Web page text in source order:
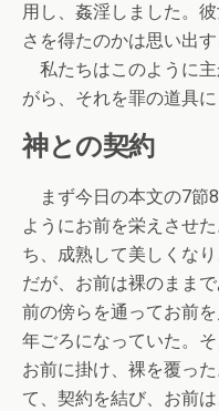
用し、姦淫しました。
さを得たのかは思い出す
私たちはこのように
がら、それを罪の道具
神との契約
まず今日の本文の7節
ようにお前を栄えさせ
ち、成熟して美しくな
だが、お前は裸のまま
前の傍らを通ってお前
年ごろになっていた。
お前に掛け、裸を覆っ
て、契約を結び、お前